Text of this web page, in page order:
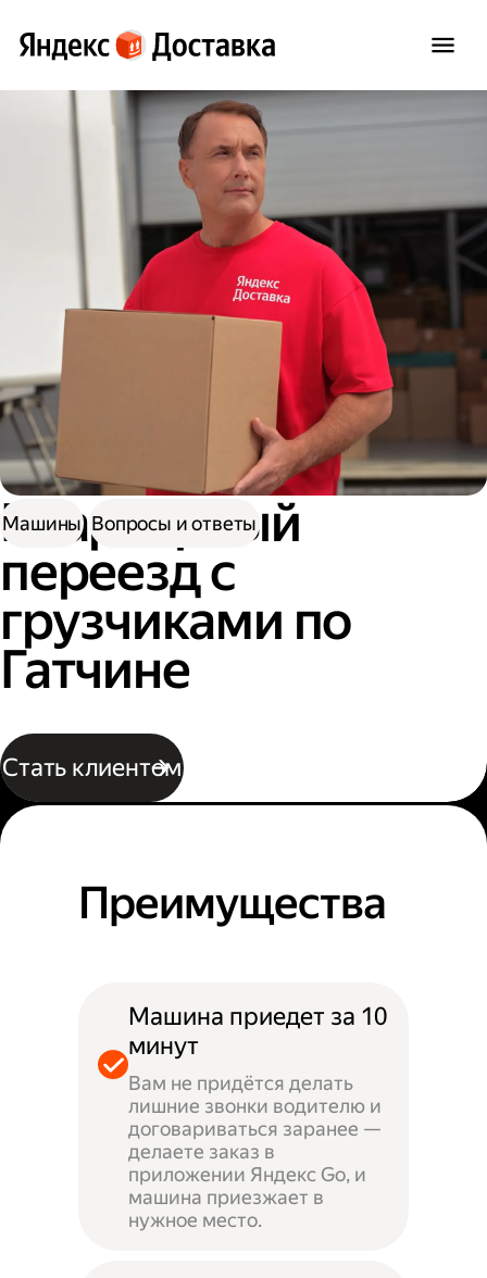
Квартирный
переезд с
грузчиками по
Гатчине
Стать клиентом
Машины Вопросы и ответы
Преимущества
Машина приедет за 10
минут
Вам не придётся делать
лишние звонки водителю и
договариваться заранее —
делаете заказ в
приложении Яндекс Go, и
машина приезжает в
нужное место.